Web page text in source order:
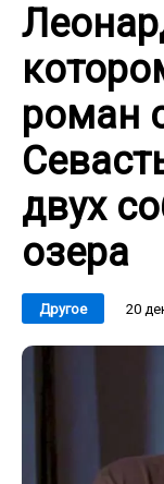
роман
двух
озера
Другое 20